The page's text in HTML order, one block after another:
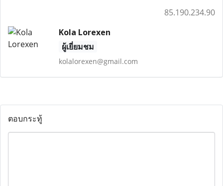
85.190.234.90
Kola Lorexen
ผู้เยี่ยมชม
kolalorexen@gmail.com
ตอบกระทู้